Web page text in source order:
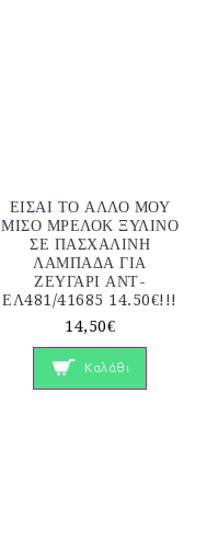
ΕΙΣΑΙ ΤΟ ΑΛΛΟ ΜΟΥ
ΜΙΣΟ ΜΡΕΛΟΚ ΞΥΛΙΝΟ
ΣΕ ΠΑΣΧΑΛΙΝΗ
ΛΑΜΠΑΔΑ ΓΙΑ
ΖΕΥΓΑΡΙ ΑΝΤ-
ΕΛ481/41685 14.50€!!!
14,50€
Καλάθι